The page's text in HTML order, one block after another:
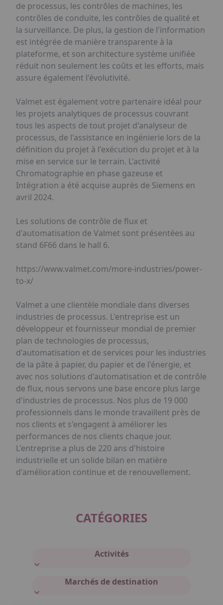
de processus, les contrôles de machines, les
contrôles de conduite, les contrôles de qualité et
la surveillance. De plus, la gestion de l'information
est intégrée de manière transparente à la
plateforme, et son architecture système unifiée
réduit non seulement les coûts et les efforts, mais
assure également l'évolutivité.
Valmet est également votre partenaire idéal pour
les projets analytiques de processus couvrant
tous les aspects de tout projet d'analyseur de
processus, de l'assistance en ingénierie lors de la
définition du projet à l'exécution du projet et à la
mise en service sur le terrain. L'activité
Chromatographie en phase gazeuse et
Intégration a été acquise auprès de Siemens en
avril 2024.
Les solutions de contrôle de flux et
d'automatisation de Valmet sont présentées au
stand 6F66 dans le hall 6.
https://www.valmet.com/more-industries/power-
to-x/
Valmet a une clientèle mondiale dans diverses
industries de processus. L'entreprise est un
développeur et fournisseur mondial de premier
plan de technologies de processus,
d'automatisation et de services pour les industries
de la pâte à papier, du papier et de l'énergie, et
avec nos solutions d'automatisation et de contrôle
de flux, nous servons une base encore plus large
d'industries de processus. Nos plus de 19 000
professionnels dans le monde travaillent près de
nos clients et s'engagent à améliorer les
performances de nos clients chaque jour.
L'entreprise a plus de 220 ans d'histoire
industrielle et un solide bilan en matière
d'amélioration continue et de renouvellement.
CATÉGORIES
Activités
Marchés de destination